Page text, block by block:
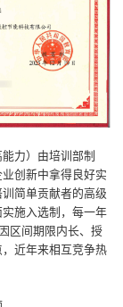
力）由培训部制
创新中拿得良好实
简单贡献者的高级
施入选制，每一年
区间期限内长、授
近年来相互竞争热